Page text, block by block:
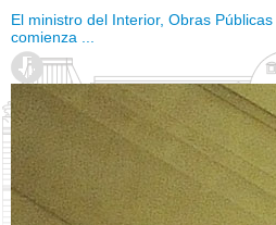
El ministro del Interior, Obras
comienza ...